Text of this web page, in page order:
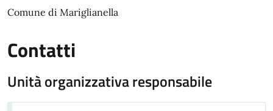
Comune di Mariglianella
Contatti
Unità organizzativa responsabile